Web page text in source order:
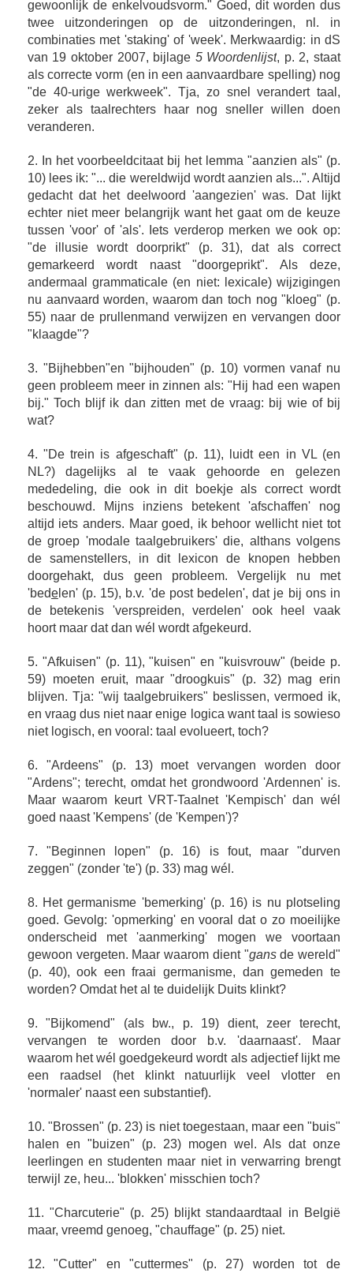
gewoonlijk de enkelvoudsvorm." Goed, dit worden dus
twee uitzonderingen op de uitzonderingen, nl. in
combinaties met 'staking' of 'week'. Merkwaardig: in dS
van 19 oktober 2007, bijlage 5 Woordenlijst, p. 2, staat
als correcte vorm (en in een aanvaardbare spelling) nog
"de 40-urige werkweek". Tja, zo snel verandert taal,
zeker als taalrechters haar nog sneller willen doen
veranderen.
2. In het voorbeeldcitaat bij het lemma "aanzien als" (p.
10) lees ik: "... die wereldwijd wordt aanzien als...". Altijd
gedacht dat het deelwoord 'aangezien' was. Dat lijkt
echter niet meer belangrijk want het gaat om de keuze
tussen 'voor' of 'als'. Iets verderop merken we ook op:
"de illusie wordt doorprikt" (p. 31), dat als correct
gemarkeerd wordt naast "doorgeprikt". Als deze,
andermaal grammaticale (en niet: lexicale) wijzigingen
nu aanvaard worden, waarom dan toch nog "kloeg" (p.
55) naar de prullenmand verwijzen en vervangen door
"klaagde"?
3. "Bijhebben"en "bijhouden" (p. 10) vormen vanaf nu
geen probleem meer in zinnen als: "Hij had een wapen
bij." Toch blijf ik dan zitten met de vraag: bij wie of bij
wat?
4. "De trein is afgeschaft" (p. 11), luidt een in VL (en
NL?) dagelijks al te vaak gehoorde en gelezen
mededeling, die ook in dit boekje als correct wordt
beschouwd. Mijns inziens betekent 'afschaffen' nog
altijd iets anders. Maar goed, ik behoor wellicht niet tot
de groep 'modale taalgebruikers' die, althans volgens
de samenstellers, in dit lexicon de knopen hebben
doorgehakt, dus geen probleem. Vergelijk nu met
'bedelen' (p. 15), b.v. 'de post bedelen', dat je bij ons in
de betekenis 'verspreiden, verdelen' ook heel vaak
hoort maar dat dan wél wordt afgekeurd.
5. "Afkuisen" (p. 11), "kuisen" en "kuisvrouw" (beide p.
59) moeten eruit, maar "droogkuis" (p. 32) mag erin
blijven. Tja: "wij taalgebruikers" beslissen, vermoed ik,
en vraag dus niet naar enige logica want taal is sowieso
niet logisch, en vooral: taal evolueert, toch?
6. "Ardeens" (p. 13) moet vervangen worden door
"Ardens"; terecht, omdat het grondwoord 'Ardennen' is.
Maar waarom keurt VRT-Taalnet 'Kempisch' dan wél
goed naast 'Kempens' (de 'Kempen')?
7. "Beginnen lopen" (p. 16) is fout, maar "durven
zeggen" (zonder 'te') (p. 33) mag wél.
8. Het germanisme 'bemerking' (p. 16) is nu plotseling
goed. Gevolg: 'opmerking' en vooral dat o zo moeilijke
onderscheid met 'aanmerking' mogen we voortaan
gewoon vergeten. Maar waarom dient "gansde wereld"
(p. 40), ook een fraai germanisme, dan gemeden te
worden? Omdat het al te duidelijk Duits klinkt?
9. "Bijkomend" (als bw., p. 19) dient, zeer terecht,
vervangen te worden door b.v. 'daarnaast'. Maar
waarom het wél goedgekeurd wordt als adjectief lijkt me
een raadsel (het klinkt natuurlijk veel vlotter en
'normaler' naast een substantief).
10. "Brossen" (p. 23) is niet toegestaan, maar een "buis"
halen en "buizen" (p. 23) mogen wel. Als dat onze
leerlingen en studenten maar niet in verwarring brengt
terwijl ze, heu... 'blokken' misschien toch?
11. "Charcuterie" (p. 25) blijkt standaardtaal in België
maar, vreemd genoeg, "chauffage" (p. 25) niet.
12. "Cutter" en "cuttermes" (p. 27) worden tot de